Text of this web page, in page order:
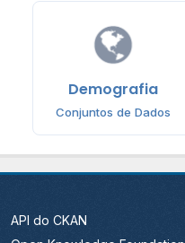
Demografia
Conjuntos de Dados
API do CKAN